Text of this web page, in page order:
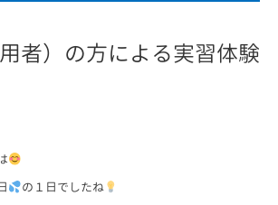
者）の方による実習体験
の１日でしたね